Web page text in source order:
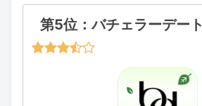
第5位：バチェラーデート